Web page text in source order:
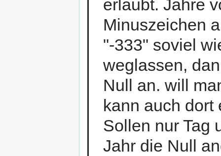
erlaubt. Jahre
Minuszeichen
"-333" soviel
weglassen,
Null an. will
kann auch dort
Sollen nur Tag
Jahr die Null